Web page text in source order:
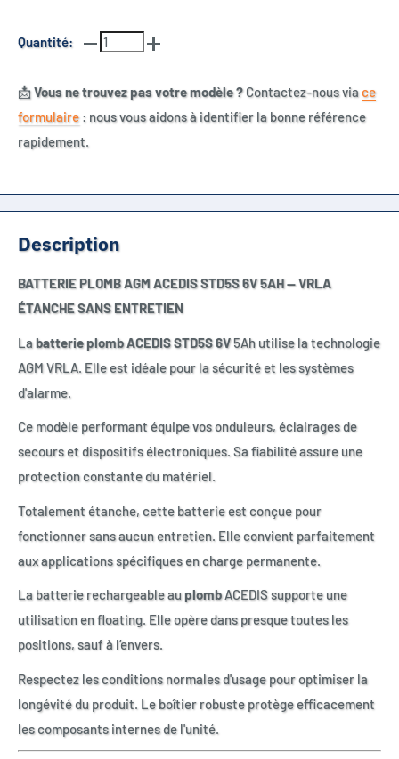
Quantité:
📩Vous ne trouvez pas votre modèle ?Contactez-nous viace
formulaire : nous vous aidons à identifier la bonne référence
rapidement.
Description
BATTERIE PLOMB AGM ACEDIS STD5S 6V 5AH — VRLA
ÉTANCHE SANS ENTRETIEN
Labatterie plomb ACEDIS STD5S 6V5Ah utilise la technologie
AGM VRLA. Elle est idéale pour la sécurité et les systèmes
d'alarme.
Ce modèle performant équipe vos onduleurs, éclairages de
secours et dispositifs électroniques. Sa fiabilité assure une
protection constante du matériel.
Totalement étanche, cette batterie est conçue pour
fonctionner sans aucun entretien. Elle convient parfaitement
aux applications spécifiques en charge permanente.
La batterie rechargeable auplombACEDIS supporte une
utilisation en floating. Elle opère dans presque toutes les
positions, sauf à l’envers.
Respectez les conditions normales d'usage pour optimiser la
longévité du produit. Le boîtier robuste protège efficacement
les composants internes de l'unité.